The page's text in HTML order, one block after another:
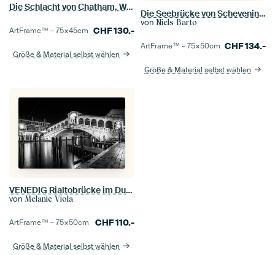
Die Schlacht von Chatham, Willem van Der Stoop
ArtFrame™ –75×45cm CHF130.-
Größe & Material selbst wählen
Die Seebrücke von Scheveningen
von Niels Barto
ArtFrame™ –75×50cm CHF134.-
Größe & Material selbst wählen
VENEDIG Rialtobrücke im Dunkeln schwarz-weiß
von Melanie Viola
ArtFrame™ –75×50cm CHF110.-
Größe & Material selbst wählen